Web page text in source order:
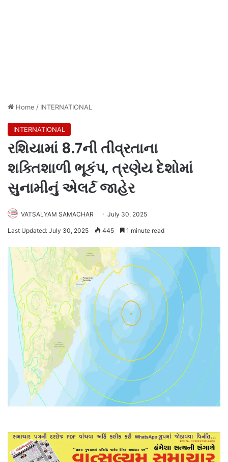
Home / INTERNATIONAL
INTERNATIONAL
રશિયામાં 8.7ની તીવ્રતાના
શક્તિશાળી ભૂકંપ, ત્રણેય દેશોમાં
સુનામીનું એલર્ટ જાહેર
VATSALYAM SAMACHAR July 30, 2025
Last Updated: July 30, 2025 445 1 minute read